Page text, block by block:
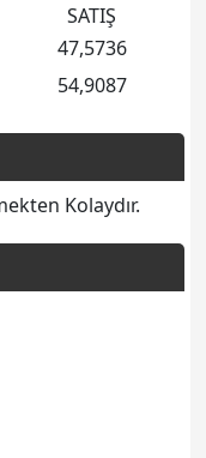
SATIŞ
47,5736
54,9087
Kolaydır.